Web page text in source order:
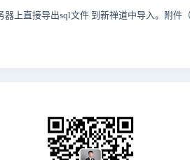
上直接导出sql文件 到新禅道中导入。附件